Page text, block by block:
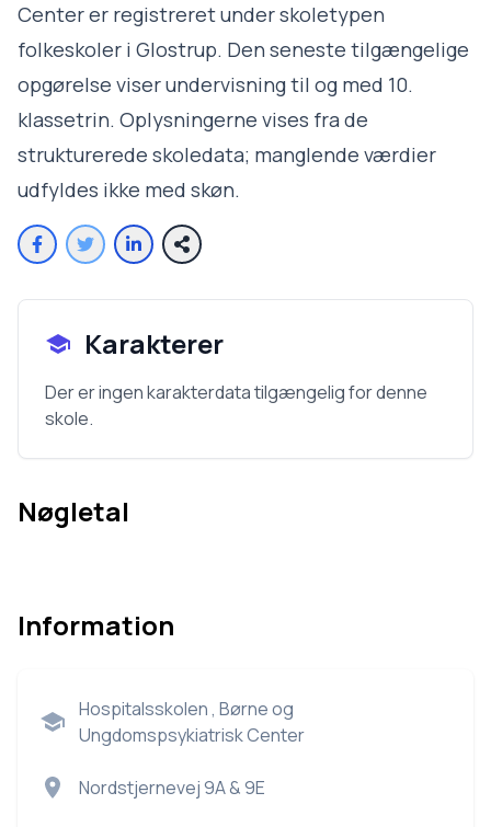
Center er registreret under skoletypen
folkeskoler i Glostrup. Den seneste tilgængelige
opgørelse viser undervisning til og med 10.
klassetrin. Oplysningerne vises fra de
strukturerede skoledata; manglende værdier
udfyldes ikke med skøn.
Karakterer
Der er ingen karakterdata tilgængelig for denne
skole.
Nøgletal
Information
Hospitalsskolen , Børne og
Ungdomspsykiatrisk Center
Nordstjernevej 9A & 9E